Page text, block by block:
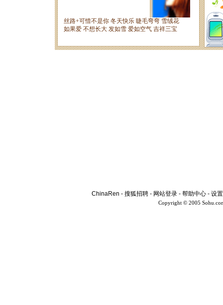
ChinaRen - 搜狐招聘 - 网站登录 - 帮助中心 - 设
Copyright © 2005